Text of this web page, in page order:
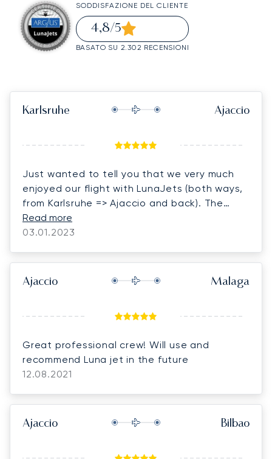
SODDISFAZIONE DEL CLIENTE
4,8/5
BASATO SU 2.302 RECENSIONI
Karlsruhe Ajaccio
Just wanted to tell you that we very much
enjoyed our flight with LunaJets (both ways,
from Karlsruhe => Ajaccio and back). The
captain and co-captain were extremely
professional and friendly, the catering was
comfortable. In the future, we would love to
fly with LunaJets again.
Read more
03.01.2023
Ajaccio Malaga
Great professional crew! Will use and
recommend Luna jet in the future
12.08.2021
Ajaccio Bilbao